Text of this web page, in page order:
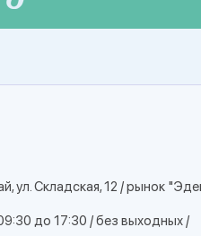
ул. Складская, 12 / рынок
до 17:30 / без выходных /